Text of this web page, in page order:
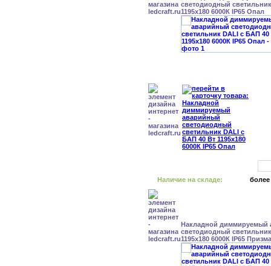
светодиодный
1195x180 6000К IP65 Опал
Наличие на складе: более
Накладной диммируемый
светодиодный
1195x180 6000К IP65 Призма